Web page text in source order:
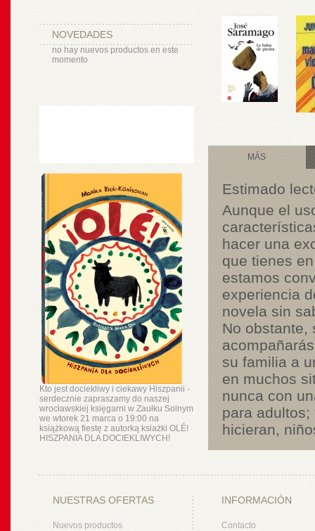
NOVEDADES
no hay nuevos productos en este
momento
Kto jest dociekliwy i ciekawy Hiszpanii -
serdecznie zapraszamy do naszej
wrocławskiej księgarni w Zaułku Solnym
we wtorek 21 marca o 19:00 na
książkową fiestę z autorką ksiażki OLÉ!
HISZPANIA DLA DOCIEKLIWYCH!
MÁS
Estimado
Aunque el
hacer una
que tienes
estamos
experiencia
novela sin
No obstante,
su familia a
en muchos
nunca con
para
hicieran,
NUESTRAS OFERTAS
Nuevos productos
INFORMACIÓN
Contacto